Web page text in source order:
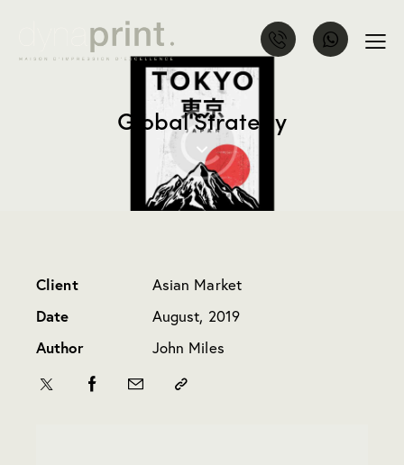
Global Strategy
Client
Asian Market
Date
August, 2019
Author
John Miles